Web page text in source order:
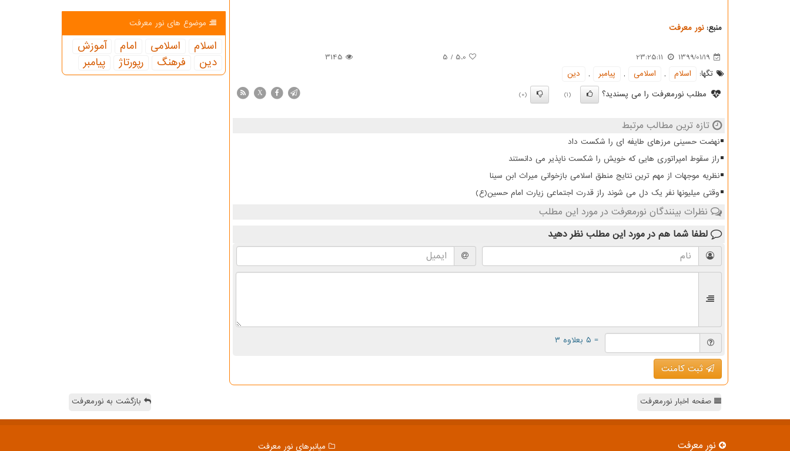
منبع:نور معرفت
1399/01/19
23:25:11
5.0
/
5
3145
تگها:
اسلام , اسلامی , پیامبر ,
دین
مطلب نورمعرفت را می پسندید؟
(1)
(0)
X
تازه ترین مطالب مرتبط
نهضت حسینی مرزهای طایفه ای را شکست داد
راز سقوط امپراتوری هایی که خویش را شکست ناپذیر می دانستند
نظریه موجهات از مهم ترین نتایج منطق اسلامی بازخوانی میراث ابن سینا
وقتی میلیونها نفر یک دل می شوند راز قدرت اجتماعی زیارت امام حسین(ع)
نظرات بینندگان نورمعرفت در مورد این مطلب
لطفا شما هم در مورد این مطلب نظر دهید
= ۵ بعلاوه ۳
ثبت کامنت
موضوع های نور معرفت
اسلام اسلامی امام
آموزش
دین
فرهنگ رپورتاژ پیامبر
صفحه اخبار نورمعرفت بازگشت به نورمعرفت
نور معرفت میانبرهای نور معرفت